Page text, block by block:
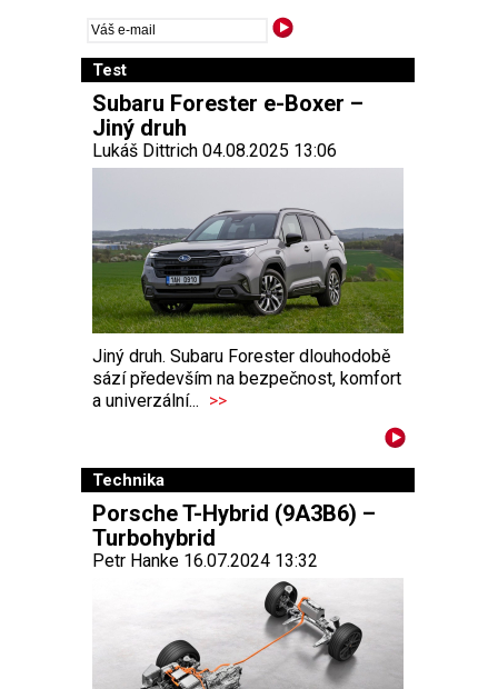
Test
Subaru Forester e-Boxer –
Jiný druh
Lukáš Dittrich 04.08.2025 13:06
Jiný druh. Subaru Forester dlouhodobě
sází především na bezpečnost, komfort
a univerzální... >>
Technika
Porsche T-Hybrid (9A3B6) –
Turbohybrid
Petr Hanke 16.07.2024 13:32